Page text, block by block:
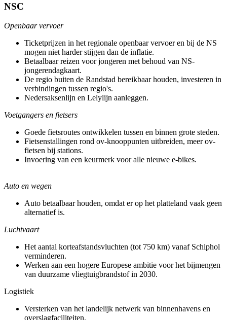
NSC
Openbaar vervoer
Ticketprijzen in het regionale openbaar vervoer en bij de NS
mogen niet harder stijgen dan de inflatie.
Betaalbaar reizen voor jongeren met behoud van NS-
jongerendagkaart.
De regio buiten de Randstad bereikbaar houden, investeren in
verbindingen tussen regio's.
Nedersaksenlijn en Lelylijn aanleggen.
Voetgangers en fietsers
Goede fietsroutes ontwikkelen tussen en binnen grote steden.
Fietsenstallingen rond ov-knooppunten uitbreiden, meer ov-
fietsen bij stations.
Invoering van een keurmerk voor alle nieuwe e-bikes.
Auto en wegen
Auto betaalbaar houden, omdat er op het platteland vaak geen
alternatief is.
Luchtvaart
Het aantal korteafstandsvluchten (tot 750 km) vanaf Schiphol
verminderen.
Werken aan een hogere Europese ambitie voor het bijmengen
van duurzame vliegtuigbrandstof in 2030.
Logistiek
Versterken van het landelijk netwerk van binnenhavens en
overslagfaciliteiten.